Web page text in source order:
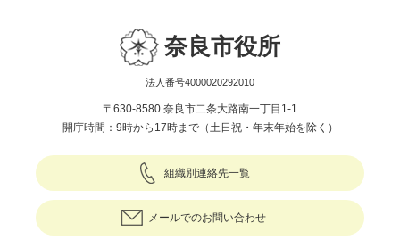
奈良市役所
法人番号4000020292010
〒630-8580 奈良市二条大路南一丁目1-1
開庁時間：9時から17時まで（土日祝・年末年始を除く）
組織別連絡先一覧
メールでのお問い合わせ